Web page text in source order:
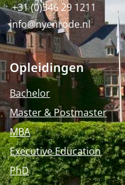
+31 (0)346 29 1211
info@nyenrode.nl
Opleidingen
Bachelor
Master & Postmaster
MBA
Executive Education
PhD